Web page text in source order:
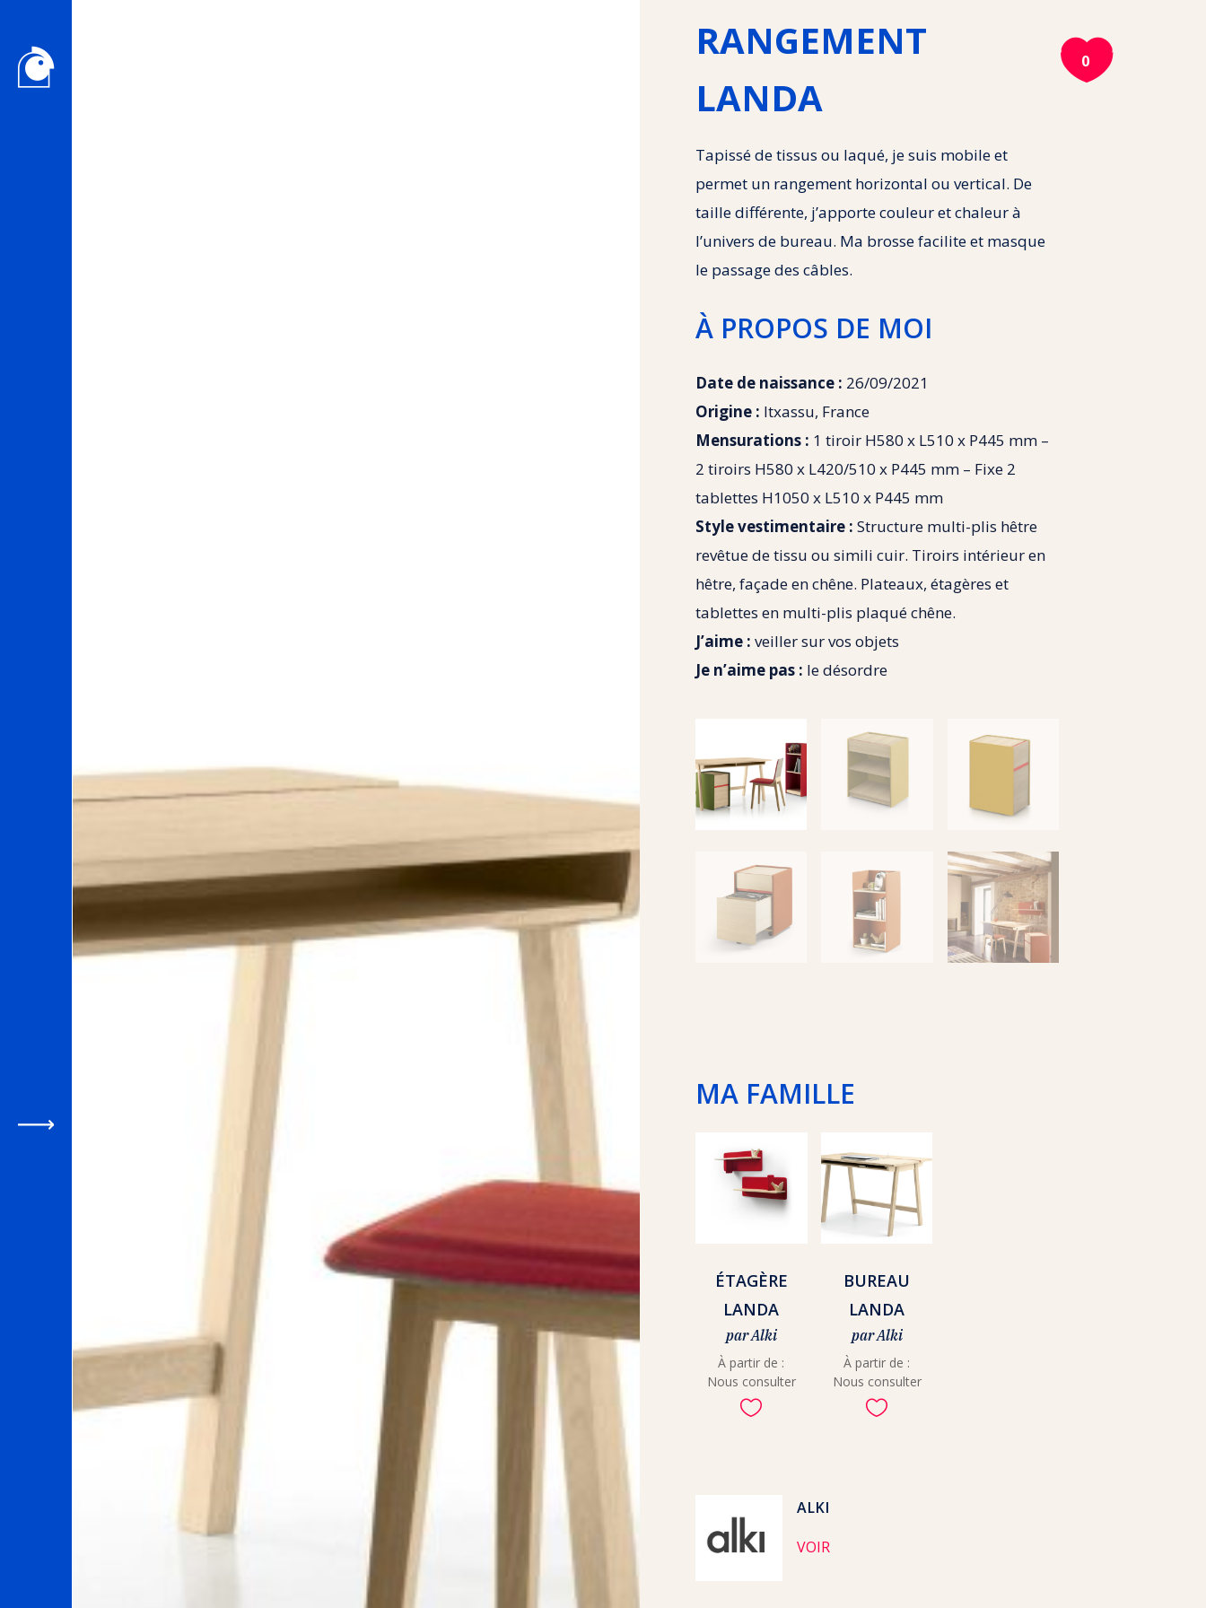

0
RANGEMENT
LANDA
Tapissé de tissus ou laqué, je suis mobile et
permet un rangement horizontal ou vertical. De
taille différente, j’apporte couleur et chaleur à
l’univers de bureau. Ma brosse facilite et masque
le passage des câbles.
À PROPOS DE MOI
Date de naissance : 26/09/2021
Origine : Itxassu, France
Mensurations : 1 tiroir H580 x L510 x P445 mm –
2 tiroirs H580 x L420/510 x P445 mm – Fixe 2
tablettes H1050 x L510 x P445 mm
Style vestimentaire :Structure multi-plis hêtre
revêtue de tissu ou simili cuir. Tiroirs intérieur en
hêtre, façade en chêne. Plateaux, étagères et
tablettes en multi-plis plaqué chêne.
J’aime : veiller sur vos objets
Je n’aime pas : le désordre
ÉTAGÈRE
LANDA
par Alki
À partir de :
Nous consulter

BUREAU
LANDA
par Alki
À partir de :
Nous consulter

ALKI
VOIR